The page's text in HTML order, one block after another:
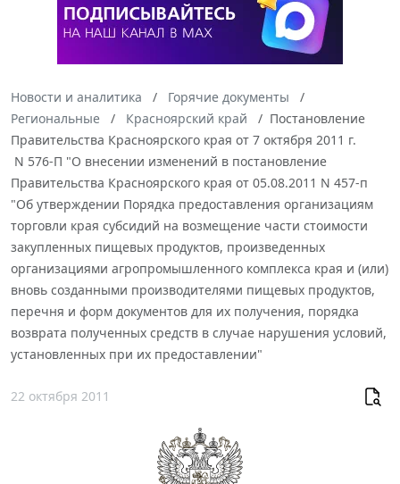
Новости и аналитика
Горячие документы
Региональные
Красноярский край
Постановление
Правительства Красноярского края от 7 октября 2011 г.
N 576-П "О внесении изменений в постановление
Правительства Красноярского края от 05.08.2011 N 457-п
"Об утверждении Порядка предоставления организациям
торговли края субсидий на возмещение части стоимости
закупленных пищевых продуктов, произведенных
организациями агропромышленного комплекса края и (или)
вновь созданными производителями пищевых продуктов,
перечня и форм документов для их получения, порядка
возврата полученных средств в случае нарушения условий,
установленных при их предоставлении"
22 октября 2011